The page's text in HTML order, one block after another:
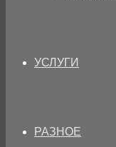
УСЛУГИ
РАЗНОЕ